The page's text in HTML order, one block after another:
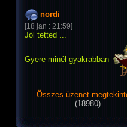
nordi
[18 jan : 21:59]
Jól tetted ...
Gyere minél gyakrabban
Összes üzenet
(18980)